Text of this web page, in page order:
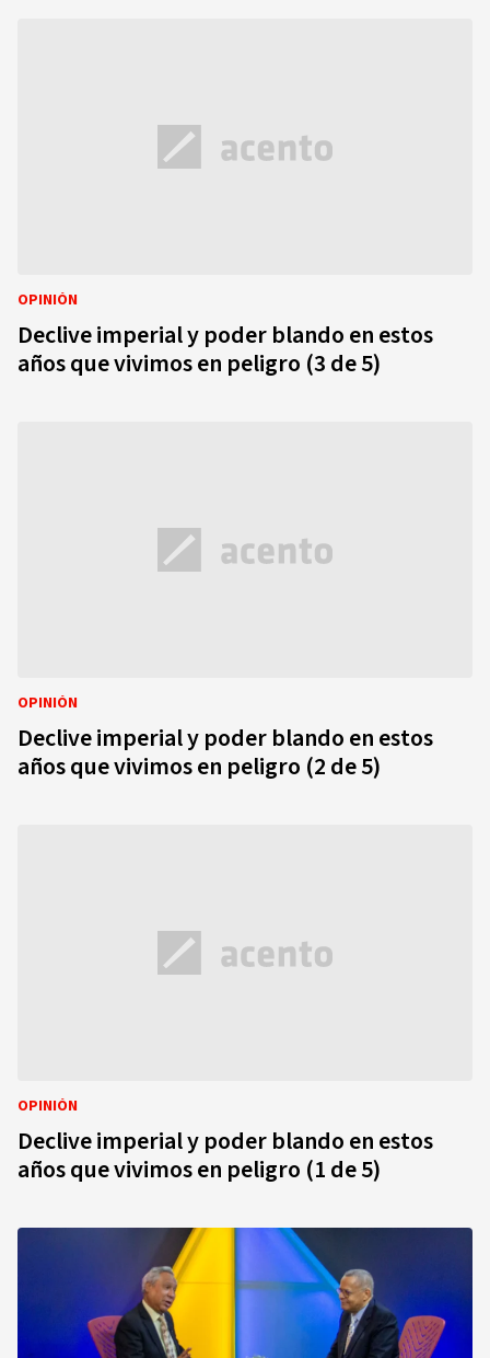
OPINIÓN
Declive imperial y poder blando en estos
años que vivimos en peligro (3 de 5)
OPINIÓN
Declive imperial y poder blando en estos
años que vivimos en peligro (2 de 5)
OPINIÓN
Declive imperial y poder blando en estos
años que vivimos en peligro (1 de 5)